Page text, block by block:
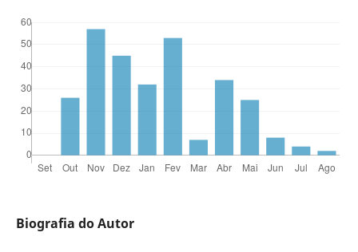
Biografia do Autor